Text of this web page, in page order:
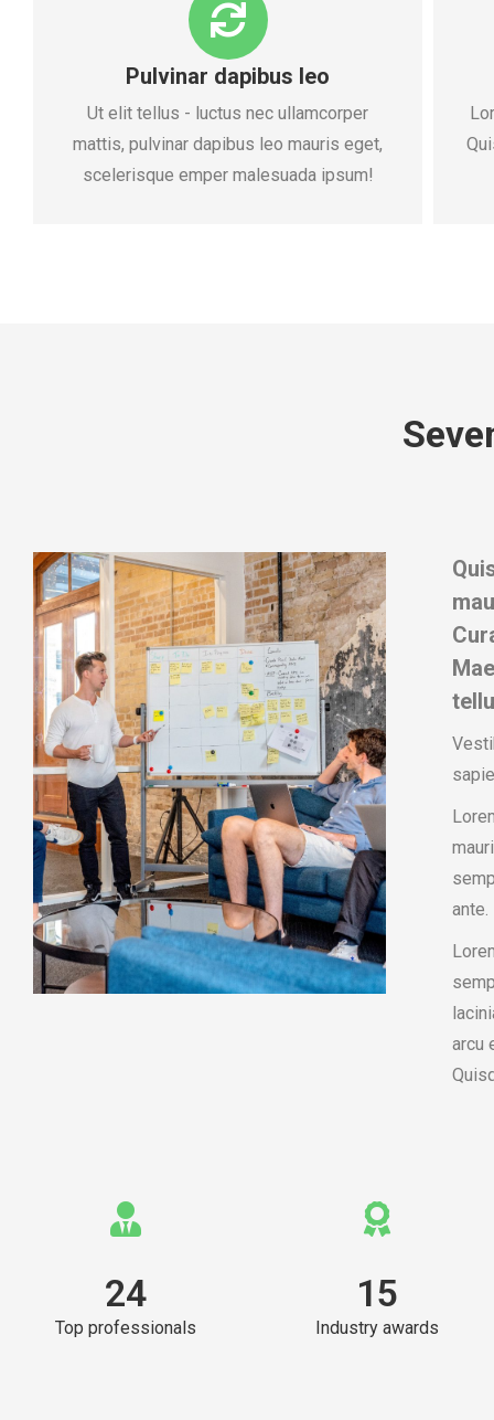
Pulvinar dapibus leo
Ut elit tellus - luctus nec ullamcorper
mattis, pulvinar dapibus leo mauris eget,
scelerisque emper malesuada ipsum!
arcu
Top professionals
24
Industry awards
15